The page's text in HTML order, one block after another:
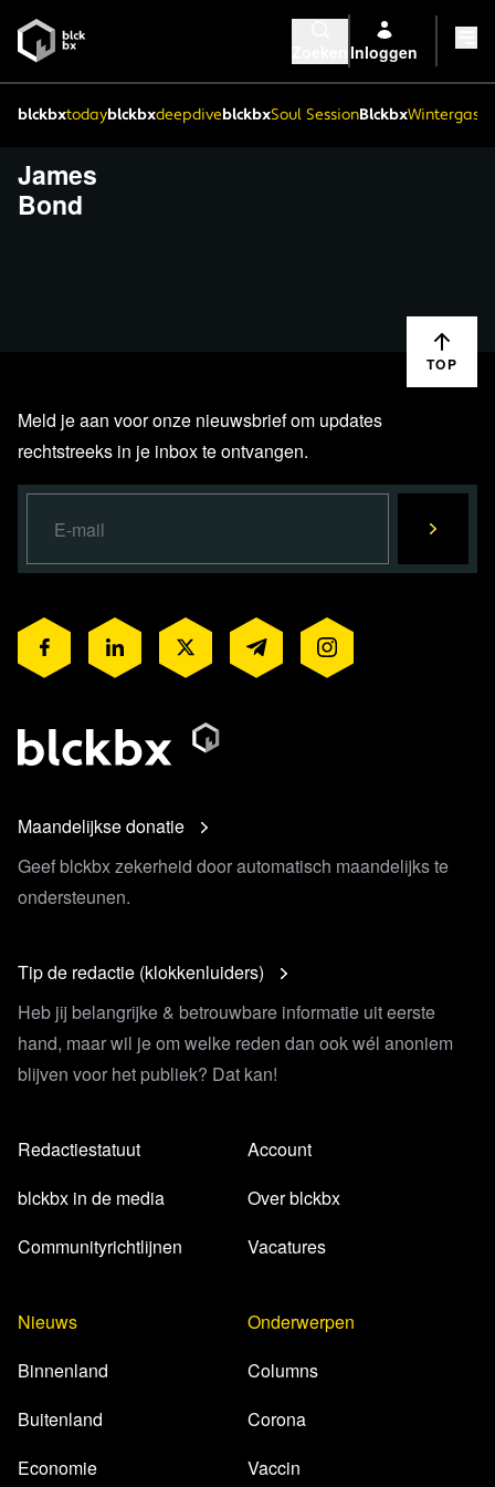
Inloggen
blckbxtodayblckbxdeepdiveblckbxSoul SessionBlckbx
James
Bond
TOP
Meld je aan voor onze nieuwsbrief om updates
rechtstreeks in je inbox te ontvangen.
Maandelijkse donatie
Geef blckbx zekerheid door automatisch maandelijks te
ondersteunen.
Tip de redactie (klokkenluiders)
Heb jij belangrijke & betrouwbare informatie uit eerste
hand, maar wil je om welke reden dan ook wél anoniem
blijven voor het publiek? Dat kan!
Redactiestatuut
blckbx in de media
Communityrichtlijnen
Account
Over blckbx
Vacatures
Nieuws
Binnenland
Buitenland
Economie
Onderwerpen
Columns
Corona
Vaccin